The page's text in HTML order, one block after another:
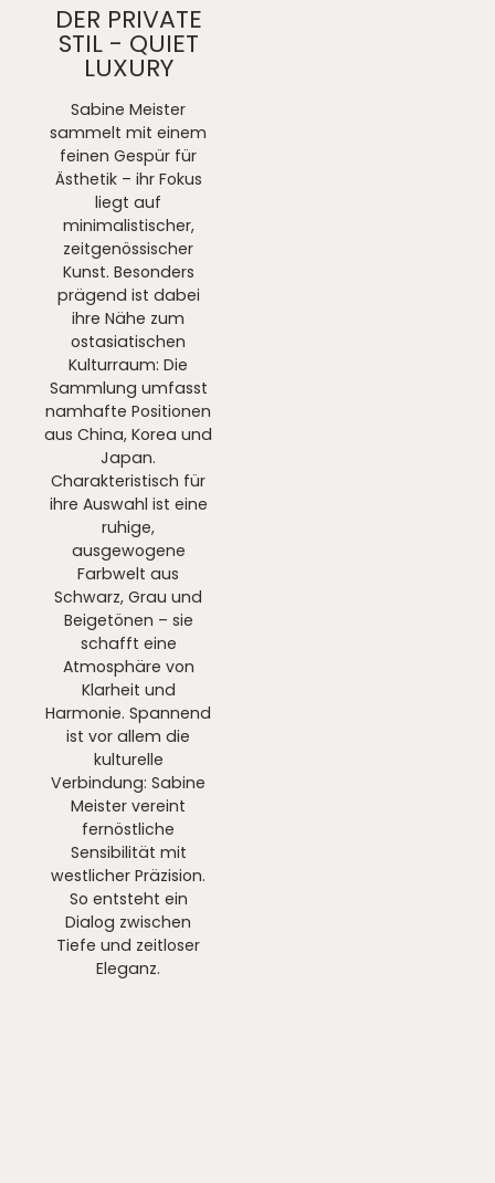
DER PRIVATE
STIL - QUIET
LUXURY
Sabine Meister
sammelt mit einem
feinen Gespür für
Ästhetik – ihr Fokus
liegt auf
minimalistischer,
zeitgenössischer
Kunst. Besonders
prägend ist dabei
ihre Nähe zum
ostasiatischen
Kulturraum: Die
Sammlung umfasst
namhafte Positionen
aus China, Korea und
Japan.
Charakteristisch für
ihre Auswahl ist eine
ruhige,
ausgewogene
Farbwelt aus
Schwarz, Grau und
Beigetönen – sie
schafft eine
Atmosphäre von
Klarheit und
Harmonie. Spannend
ist vor allem die
kulturelle
Verbindung: Sabine
Meister vereint
fernöstliche
Sensibilität mit
westlicher Präzision.
So entsteht ein
Dialog zwischen
Tiefe und zeitloser
Eleganz.